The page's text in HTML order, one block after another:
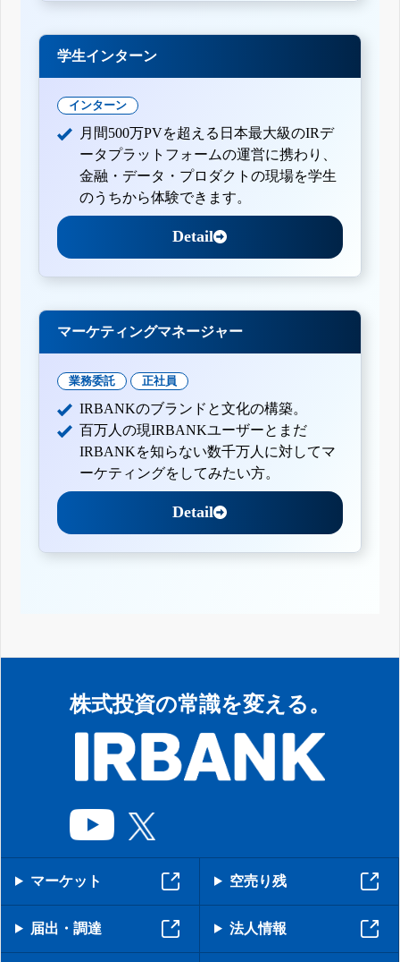
学生インターン
インターン
月間500万PVを超える日本最大級のIRデ
ータプラットフォームの運営に携わり、
金融・データ・プロダクトの現場を学生
のうちから体験できます。
Detail
マーケティングマネージャー
業務委託 正社員
IRBANKのブランドと文化の構築。
百万人の現IRBANKユーザーとまだ
IRBANKを知らない数千万人に対してマ
ーケティングをしてみたい方。
Detail
株式投資の常識を変える。
マーケット 空売り残
届出・調達 法人情報